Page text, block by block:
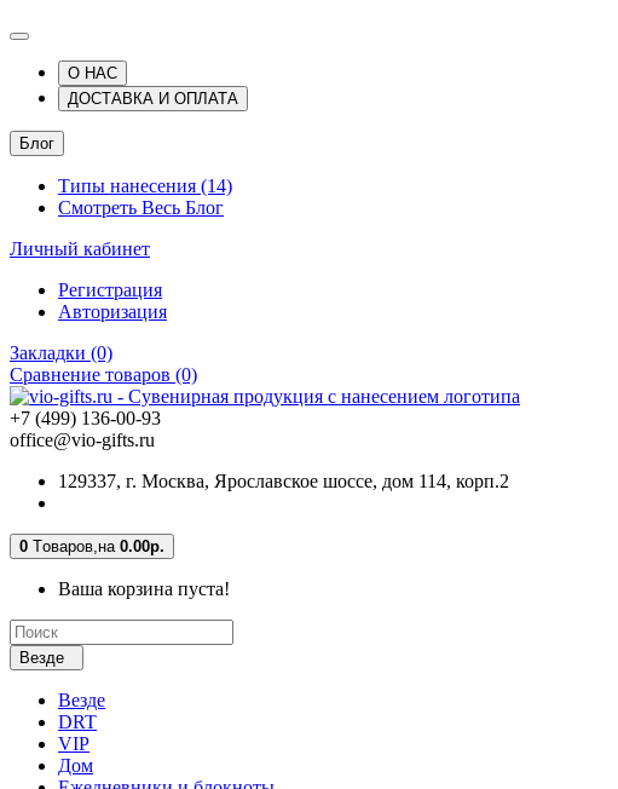
О НАС
ДОСТАВКА И ОПЛАТА
Блог
Типы нанесения (14)
Смотреть Весь Блог
Личный кабинет
Регистрация
Авторизация
Закладки (0)
Сравнение товаров (0)
+7 (499) 136-00-93
office@vio-gifts.ru
129337, г. Москва, Ярославское шоссе, дом 114, корп.2
0 Tоваров,на 0.00р.
Ваша корзина пуста!
Везде
Везде
DRT
VIP
Дом